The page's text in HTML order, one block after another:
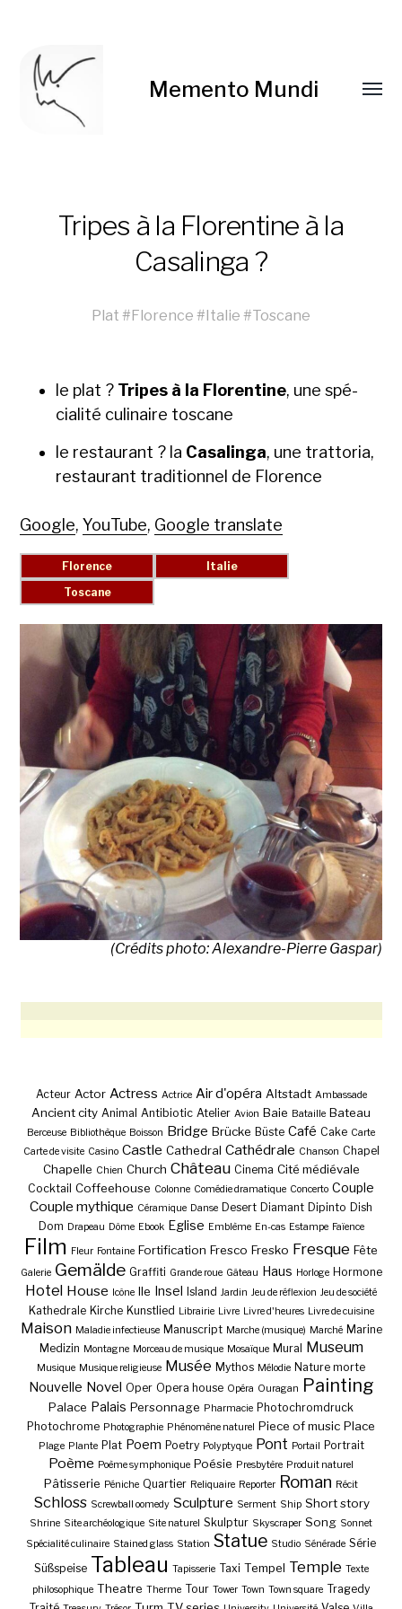
Memento Mundi
Tripes à la Florentine à la
Casalinga ?
Plat #Florence #Italie #Toscane
le plat ? Tripes à la Flo­ren­tine, une spé­
cial­ité culi­naire toscane
le restau­rant ? la Casalin­ga, une trat­to­ria,
restau­rant tra­di­tion­nel de Flo­rence
Google,YouTube, Google translate
(Crédits photo: Alexandre-Pierre Gaspar)
Acteur Actor Actress Actrice Air d'opéra Altstadt Ambassade
Ancient city Animal Antibiotic Atelier Avion Baie Bataille Bateau
Berceuse Bibliothèque Boisson Bridge Brücke Büste Café Cake Carte
Carte de visite Casino Castle Cathedral Cathédrale Chanson Chapel
Chapelle Chien Church Château Cinema Cité médiévale
Cocktail Coffeehouse Colonne Comédie dramatique Concerto Couple
Couple mythique Céramique Danse Desert Diamant Dipinto Dish
Dom Drapeau Dôme Ebook Eglise Emblème En-cas Estampe Faïence
Film Fleur Fontaine Fortification Fresco Fresko Fresque Fête
Galerie Gemälde Graffiti Grande roue Gâteau Haus Horloge Hormone
Hotel House Icône Ile Insel Island Jardin Jeu de réflexion Jeu de société
Kathedrale Kirche Kunstlied Librairie Livre Livre d'heures Livre de cuisine
Maison Maladie infectieuse Manuscript Marche (musique) Marché Marine
Medizin Montagne Morceau de musique Mosaïque Mural Museum
Musique Musique religieuse Musée Mythos Mélodie Nature morte
Nouvelle Novel Oper Opera house Opéra Ouragan Painting
Palace Palais Personnage Pharmacie Photochromdruck
Photochrome Photographie Phénomène naturel Piece of music Place
Plage Plante Plat Poem Poetry Polyptyque Pont Portail Portrait
Poème Poème symphonique Poésie Presbytère Produit naturel
Pâtisserie Péniche Quartier Reliquaire Reporter Roman Récit
Schloss Screwball oomedy Sculpture Serment Ship Short story
Shrine Site archéologique Site naturel Skulptur Skyscraper Song Sonnet
Spécialité culinaire Stained glass Station Statue Studio Sénérade Série
Süßspeise Tableau Tapisserie Taxi Tempel Temple Texte
philosophique Theatre Therme Tour Tower Town Town square Tragedy